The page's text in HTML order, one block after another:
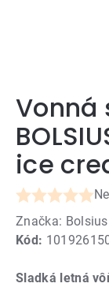
Vonná
ice
Kód:
Priemerné
hodnotenie
produktu
0,0
Značka: Bolsius
Sladká letná